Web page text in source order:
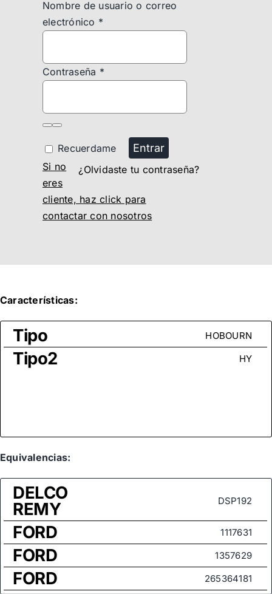
Nombre de usuario o correo
electrónico *
Contraseña *
Recuerdame Entrar
¿Olvidaste tu contraseña?
Si no
eres
cliente, haz click para
contactar con nosotros
Características:
Tipo HOBOURN
Tipo2 HY
Equivalencias:
DELCO
REMY DSP192
FORD 1117631
FORD 1357629
FORD 265364181